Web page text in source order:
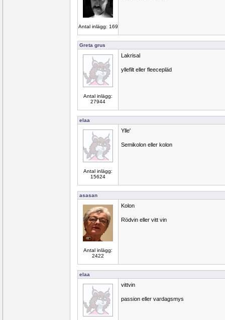
Antal inlägg: 169
Greta grus
Antal inlägg:
27944
Lakrisal
yllefilt eller fleecepläd
elaa
Antal inlägg:
15624
Ylle'
Semikolon eller kolon
asasan
Antal inlägg:
2422
Kolon
Rödvin eller vitt vin
elaa
vittvin
passion eller vardagsmys